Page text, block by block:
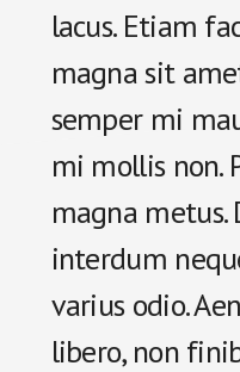
lacus. Etiam
magna sit
semper mi
mi mollis non.
magna metus.
interdum
varius odio.
libero, non